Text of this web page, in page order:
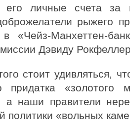
личные счета за
рыжего
«Чейз-Манхеттен-
Дэвиду
стоит удивляться,
придатка «золотого
а наши правители
политики «вольных